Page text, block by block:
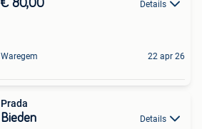
€ 80,00 Details
Waregem 22 apr 26
Prada
Bieden Details